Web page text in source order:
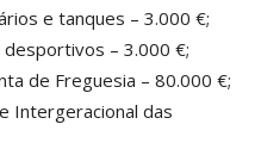
e tanques – 3.000 €;
– 3.000 €;
de Freguesia – 80.000 €;
Intergeracional das